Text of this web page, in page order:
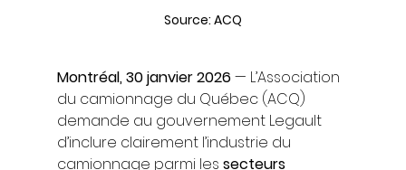
Source: ACQ
Montréal, 30 janvier 2026 — L’Association
du camionnage du Québec (ACQ)
demande au gouvernement Legault
d’inclure clairement l’industrie du
camionnage parmi les secteurs